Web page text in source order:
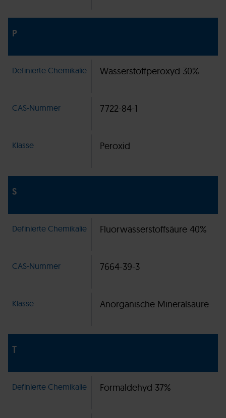
P
Definierte Chemikalie Wasserstoffperoxyd 30%
CAS-Nummer 7722-84-1
Klasse Peroxid
S
Definierte Chemikalie Fluorwasserstoffsäure 40%
CAS-Nummer 7664-39-3
Klasse Anorganische Mineralsäure
T
Definierte Chemikalie Formaldehyd 37%